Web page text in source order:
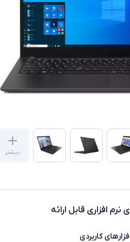
بیشتر
نرم افزاری قابل ارائه
کاربردی